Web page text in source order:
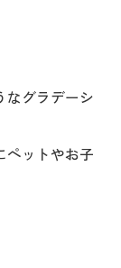
なグラデーシ
ペットやお子